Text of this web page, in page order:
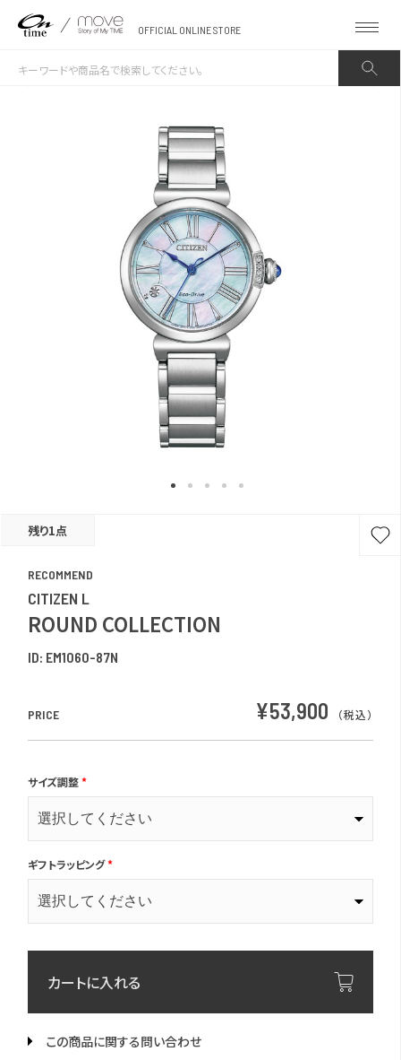
OFFICIAL ONLINE STORE
残り1点
RECOMMEND
CITIZEN L
ROUND COLLECTION
ID: EM1060-87N
PRICE ¥53,900 （税込）
サイズ調整*
ギフトラッピング*
カートに入れる
この商品に関する問い合わせ